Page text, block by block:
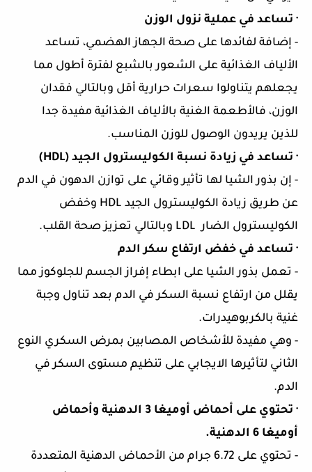
· تساعد في عملية نزول الوزن
- إضافة لفائدها على صحة الجهاز الهضمي، تساعد
الألياف الغذائية على الشعور بالشبع لفترة أطول مما
يجعلهم يتناولوا سعرات حرارية أقل وبالتالي فقدان
الوزن، فالأطعمة الغنية بالألياف الغذائية مفيدة جدا
للذين يريدون الوصول للوزن المناسب.
· تساعد في زيادة نسبة الكوليسترول الجيد ((HDL
- إن بذور الشيا لها تأثير وقائي على توازن الدهون في الدم
عن طريق زيادة الكوليسترول الجيد HDL وخفض
الكوليسترول الضار LDL وبالتالي تعزيز صحة القلب.
· تساعد في خفض ارتفاع سكر الدم
- تعمل بذور الشيا على ابطاء إفراز الجسم للجلوكوز مما
يقلل من ارتفاع نسبة السكر في الدم بعد تناول وجبة
غنية بالكربوهيدرات.
- وهي مفيدة للأشخاص المصابين بمرض السكري النوع
الثاني لتأثيرها الايجابي على تنظيم مستوى السكر في
الدم.
·
تحتوي على أحماض أوميغا 3 الدهنية وأحماض
أوميغا 6 الدهنية.
-
تحتوي على 6.72 جرام من الأحماض الدهنية المتعددة